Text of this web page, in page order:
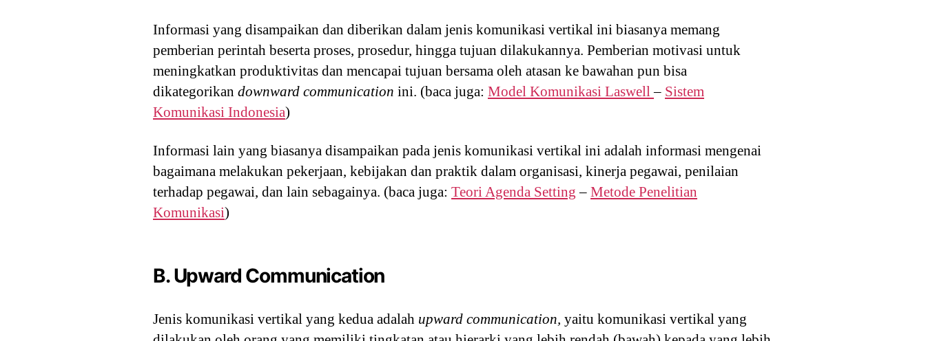
Informasi yang disampaikan dan diberikan dalam jenis komunikasi vertikal ini biasanya memang
pemberian perintah beserta proses, prosedur, hingga tujuan dilakukannya. Pemberian motivasi untuk
meningkatkan produktivitas dan mencapai tujuan bersama oleh atasan ke bawahan pun bisa
dikategorikan downward communication ini. (baca juga: Model Komunikasi Laswell– Sistem
Komunikasi Indonesia)
Informasi lain yang biasanya disampaikan pada jenis komunikasi vertikal ini adalah informasi mengenai
bagaimana melakukan pekerjaan, kebijakan dan praktik dalam organisasi, kinerja pegawai, penilaian
terhadap pegawai, dan lain sebagainya. (baca juga: Teori Agenda Setting – Metode Penelitian
Komunikasi)
B. Upward Communication
Jenis komunikasi vertikal yang kedua adalah upward communication, yaitu komunikasi vertikal yang